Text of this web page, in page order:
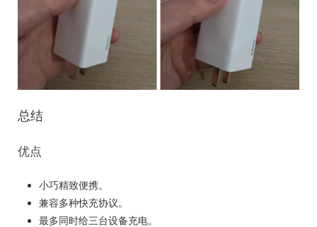
总结
优点
小巧精致便携。
兼容多种快充协议。
最多同时给三台设备充电。